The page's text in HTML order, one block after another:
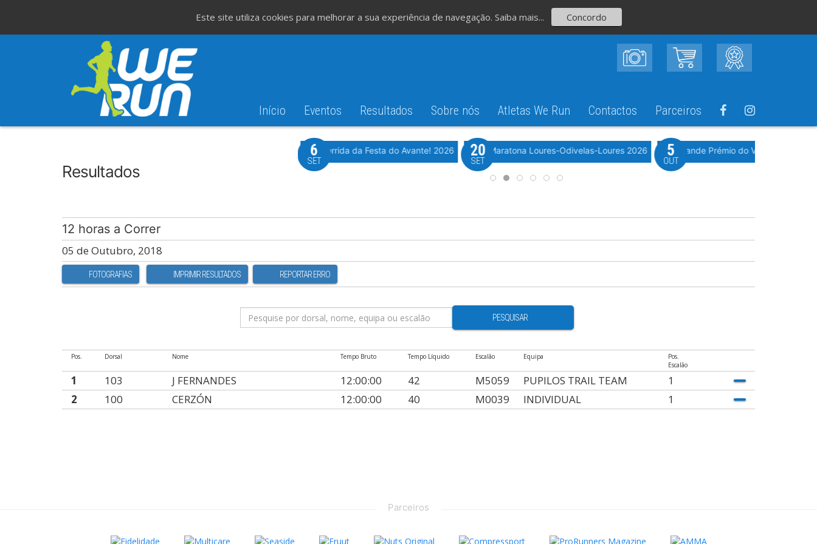
Início Eventos Resultados Sobre nós Atletas We Run Contactos Parceiros
Resultados Evento WeTiming
37ª Corrida da Festa do Avante! 2026
6
SET
Meia Maratona Loures-Odivelas-Loures 2026
20
SET
10º Grande Prémio do Vale Grande
5
OUT
12 horas a Correr
05 de Outubro, 2018
FOTOGRAFIAS IMPRIMIR RESULTADOS REPORTAR ERRO
PESQUISAR
Pos. Dorsal Nome Tempo Bruto Tempo Líquido Escalão Equipa
Pos.
Escalão
1 103 J FERNANDES 12:00:00 42 M5059 PUPILOS TRAIL TEAM
1
2
100 CERZÓN 12:00:00 40 M0039 INDIVIDUAL 1
Parceiros
Este site utiliza cookies para melhorar a sua experiência de navegação. Saiba mais... Concordo